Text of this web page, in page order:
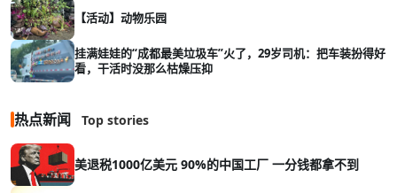
【活动】动物乐园
挂满娃娃的“成都最美垃圾车”火了，29岁司机：把车装扮得好
看，干活时没那么枯燥压抑
热点新闻 Top stories
美退税1000亿美元 90%的中国工厂 一分钱都拿不到